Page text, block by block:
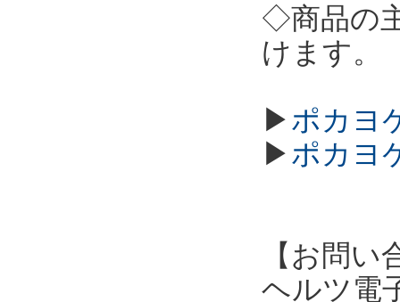
◇商品の
けます。
▶ポカヨ
▶ポカヨ
【お問い
ヘルツ電